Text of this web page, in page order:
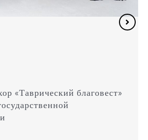
«Таврический благовест»